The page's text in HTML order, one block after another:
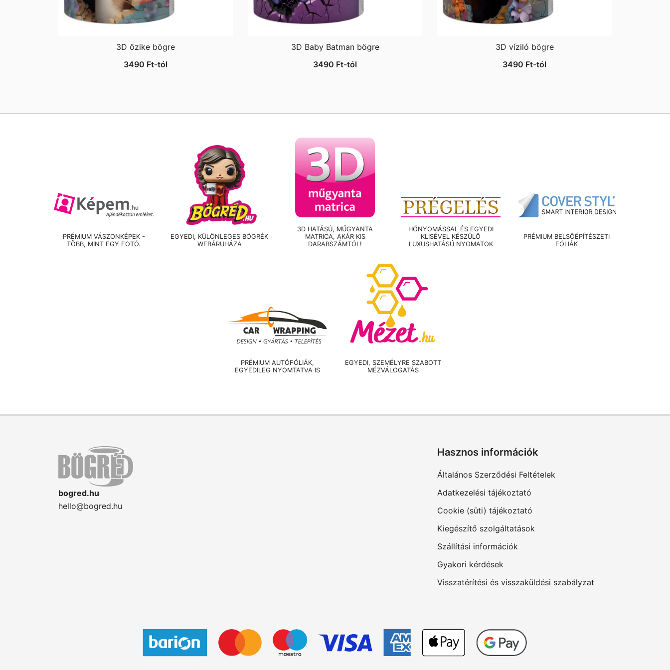
3D őzike bögre
3490 Ft-tól
3D Baby Batman bögre
3490 Ft-tól
3D víziló bögre
3490 Ft-tól
PRÉMIUM VÁSZONKÉPEK -
TÖBB, MINT EGY FOTÓ.
EGYEDI, KÜLÖNLEGES BÖGRÉK
WEBÁRUHÁZA
3D HATÁSÚ, MŰGYANTA
MATRICA, AKÁR KIS
DARABSZÁMTÓL!
HŐNYOMÁSSAL ÉS EGYEDI
KLISÉVEL KÉSZÜLŐ
LUXUSHATÁSÚ NYOMATOK
PRÉMIUM BELSŐÉPÍTÉSZETI
FÓLIÁK
PRÉMIUM AUTÓFÓLIÁK,
EGYEDILEG NYOMTATVA IS
EGYEDI, SZEMÉLYRE SZABOTT
MÉZVÁLOGATÁS
bogred.hu
hello@bogred.hu
Hasznos információk
Általános Szerződési Feltételek
Adatkezelési tájékoztató
Cookie (süti) tájékoztató
Kiegészítő szolgáltatások
Szállítási információk
Gyakori kérdések
Visszatérítési és visszaküldési szabályzat